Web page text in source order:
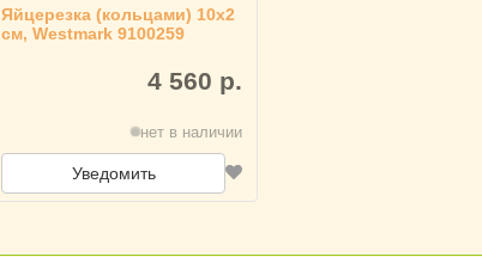
Яйцерезка (кольцами) 10х2
см, Westmark 9100259
4 560 р.
нет в наличии
Уведомить